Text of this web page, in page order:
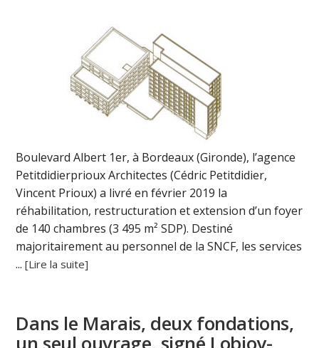
Boulevard Albert 1er, à Bordeaux (Gironde), l’agence
Petitdidierprioux Architectes (Cédric Petitdidier,
Vincent Prioux) a livré en février 2019 la
réhabilitation, restructuration et extension d’un foyer
de 140 chambres (3 495 m² SDP). Destiné
majoritairement au personnel de la SNCF, les services
...[Lire la suite]
Dans le Marais, deux fondations,
un seul ouvrage, signé Lobjoy-